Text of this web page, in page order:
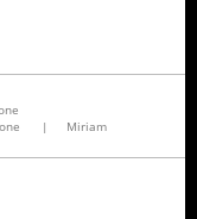
|
Miriam